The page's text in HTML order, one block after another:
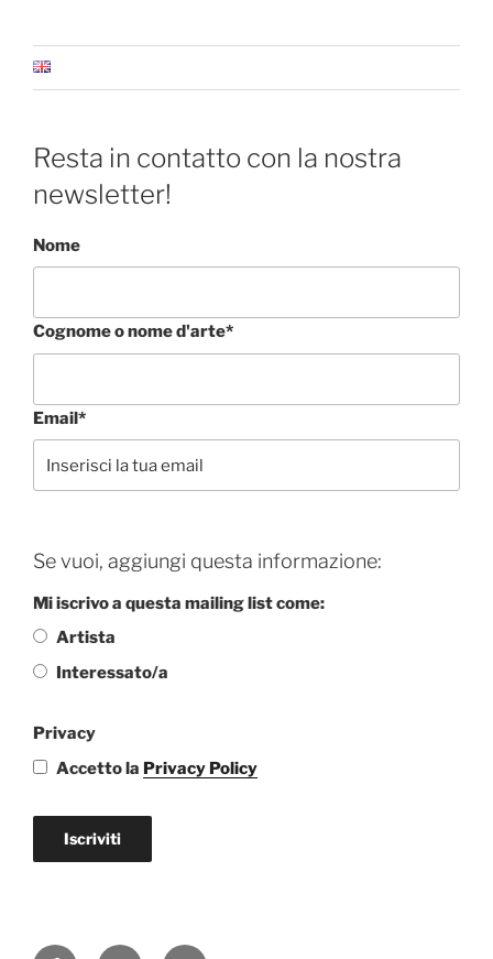
Resta in contatto con la nostra
newsletter!
Nome
Cognome o nome d'arte*
Email*
Se vuoi, aggiungi questa informazione:
Mi iscrivo a questa mailing list come:
Artista
Interessato/a
Privacy
Accetto la Privacy Policy
Iscriviti